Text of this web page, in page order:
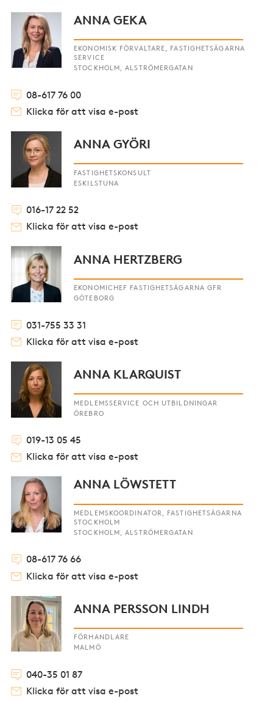
ANNA GEKA
EKONOMISK FÖRVALTARE, FASTIGHETSÄGARNA
SERVICE
STOCKHOLM, ALSTRÖMERGATAN
08-617 76 00
Klicka för att visa e-post
ANNA GYÖRI
FASTIGHETSKONSULT
ESKILSTUNA
016-17 22 52
Klicka för att visa e-post
ANNA HERTZBERG
EKONOMICHEF FASTIGHETSÄGARNA GFR
GÖTEBORG
031-755 33 31
Klicka för att visa e-post
ANNA KLARQUIST
MEDLEMSSERVICE OCH UTBILDNINGAR
ÖREBRO
019-13 05 45
Klicka för att visa e-post
ANNA LÖWSTETT
MEDLEMSKOORDINATOR, FASTIGHETSÄGARNA
STOCKHOLM
STOCKHOLM, ALSTRÖMERGATAN
08-617 76 66
Klicka för att visa e-post
ANNA PERSSON LINDH
FÖRHANDLARE
MALMÖ
040-35 01 87
Klicka för att visa e-post